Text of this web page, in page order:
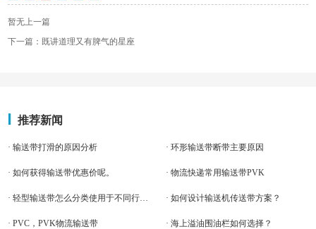
暂无上一篇
下一篇：既讲道理又有脾气的星座
推荐新闻
· 输送带打滑的原因分析 · 环形输送带断带主要原因
· 如何获得输送带优惠价呢。 · 物流快递常用输送带PVK
· 如何设计输送机传送带方案？
· PVC，PVK物流输送带 · 海上溢油围油栏如何选择？